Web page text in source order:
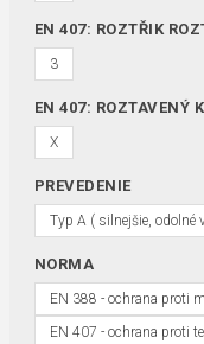
EN 407: ROZTŘIK
3
EN 407: ROZTAVENÝ
X
PREVEDENIE
Typ A ( silnejšie, odolné
NORMA
EN 388 - ochrana proti
EN 407 - ochrana proti